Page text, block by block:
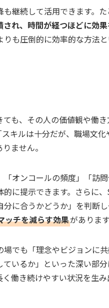
継続して活用できます。
れ、時間が経つほどに効
も圧倒的に効率的な方法と
も、その人の価値観や働
キルは十分だが、職場文
ません。
オンコールの頻度」「訪問
に提示できます。さらに
に合うかどうか」を判断し
ッチを減らす効果があります
でも「理念やビジョンに共
いるか」といった深い部
働き続けやすい状況を生み